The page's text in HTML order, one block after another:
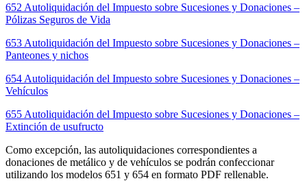
652 Autoliquidación del Impuesto sobre Sucesiones y Donaciones –
Pólizas Seguros de Vida
653 Autoliquidación del Impuesto sobre Sucesiones y Donaciones –
Panteones y nichos
654 Autoliquidación del Impuesto sobre Sucesiones y Donaciones –
Vehículos
655 Autoliquidación del Impuesto sobre Sucesiones y Donaciones –
Extinción de usufructo
Como excepción, las autoliquidaciones correspondientes a
donaciones de metálico y de vehículos se podrán confeccionar
utilizando los modelos 651 y 654 en formato PDF rellenable.